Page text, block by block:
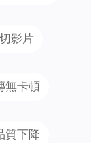
影片
無卡頓
質下降